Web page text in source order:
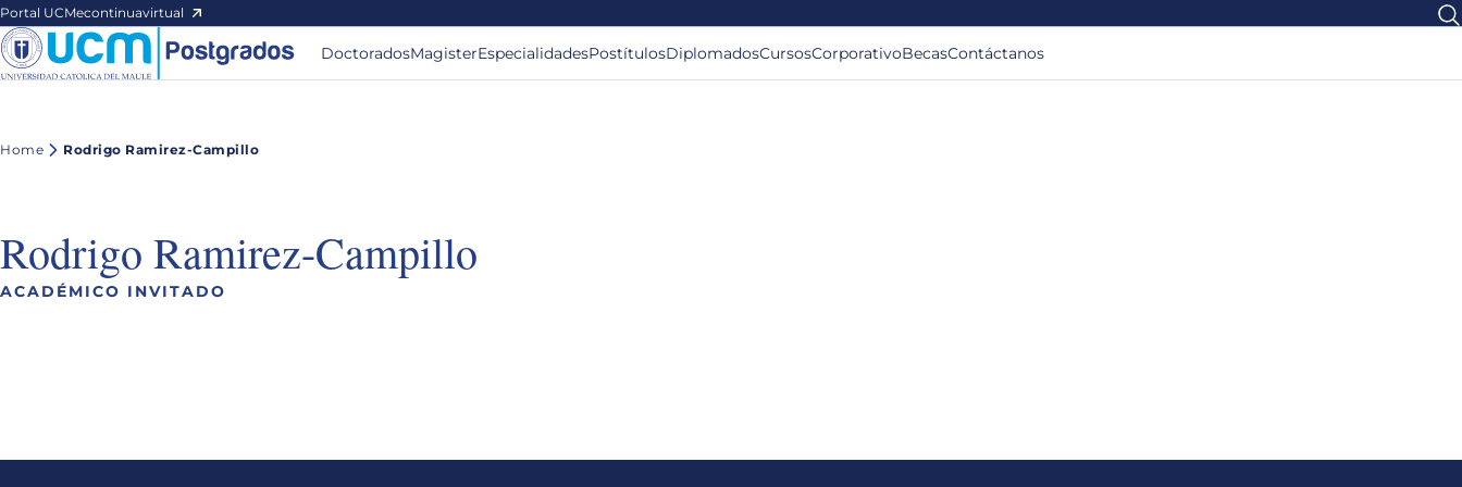
Portal UCMecontinuavirtual
DoctoradosMagisterEspecialidadesPostítulosDiplomadosCursosCorporativoBecasContáctanos
Home Rodrigo Ramirez-Campillo
Rodrigo Ramirez-Campillo
ACADÉMICO INVITADO